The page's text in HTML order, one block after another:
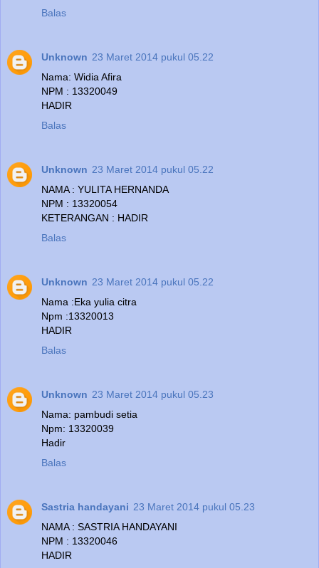
Balas
Unknown 23 Maret 2014 pukul 05.22
Nama: Widia Afira
NPM : 13320049
HADIR
Balas
Unknown 23 Maret 2014 pukul 05.22
NAMA : YULITA HERNANDA
NPM : 13320054
KETERANGAN : HADIR
Balas
Unknown 23 Maret 2014 pukul 05.22
Nama :Eka yulia citra
Npm :13320013
HADIR
Balas
Unknown 23 Maret 2014 pukul 05.23
Nama: pambudi setia
Npm: 13320039
Hadir
Balas
Sastria handayani 23 Maret 2014 pukul 05.23
NAMA : SASTRIA HANDAYANI
NPM : 13320046
HADIR